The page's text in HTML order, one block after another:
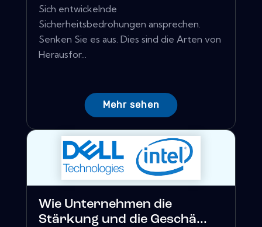
Sich entwickelnde
Sicherheitsbedrohungen ansprechen.
Senken Sie es aus. Dies sind die Arten von
Herausfor...
Mehr sehen
Wie Unternehmen die
Stärkung und die Geschä...